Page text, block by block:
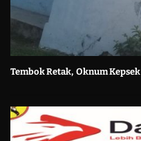
Tembok Retak, Oknum Kepsek